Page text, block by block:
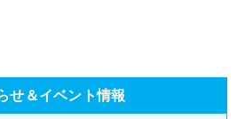
せ＆イベント情報